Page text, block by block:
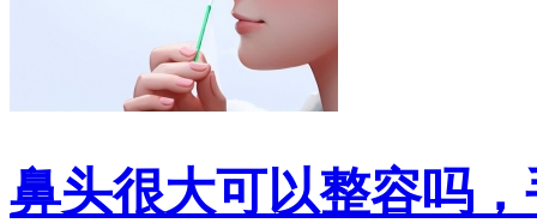
鼻头很大可以整容吗